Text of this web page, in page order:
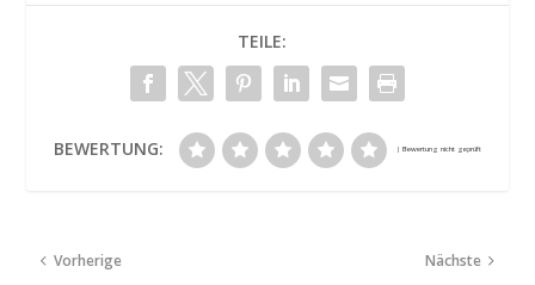
TEILE:
BEWERTUNG:
Vorherige Nächste